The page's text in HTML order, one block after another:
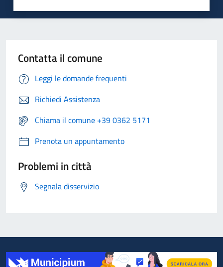
Contatta il comune
Leggi le domande frequenti
Richiedi Assistenza
Chiama il comune +39 0362 5171
Prenota un appuntamento
Problemi in città
Segnala disservizio